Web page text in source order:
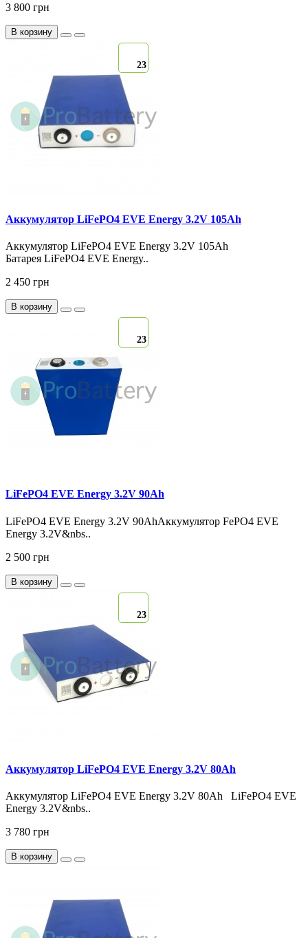
3 800 грн
В корзину
23
Аккумулятор LiFePO4 EVE Energy 3.2V 105Ah
Аккумулятор LiFePO4 EVE Energy 3.2V 105Ah
Батарея LiFePO4 EVE Energy..
2 450 грн
В корзину
23
LiFePO4 EVE Energy 3.2V 90Ah
LiFePO4 EVE Energy 3.2V 90AhАккумулятор FePO4 EVE
Energy 3.2V&nbs..
2 500 грн
В корзину
23
Аккумулятор LiFePO4 EVE Energy 3.2V 80Ah
Аккумулятор LiFePO4 EVE Energy 3.2V 80Ah LiFePO4 EVE
Energy 3.2V&nbs..
3 780 грн
В корзину